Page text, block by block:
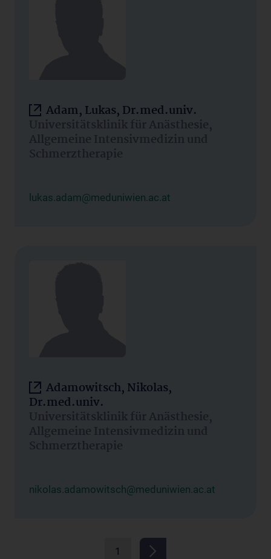
Adam, Lukas, Dr.med.univ.
Universitätsklinik für Anästhesie,
Allgemeine Intensivmedizin und
Schmerztherapie
lukas.adam@meduniwien.ac.at
Adamowitsch, Nikolas,
Dr.med.univ.
Universitätsklinik für Anästhesie,
Allgemeine Intensivmedizin und
Schmerztherapie
nikolas.adamowitsch@meduniwien.ac.at
1